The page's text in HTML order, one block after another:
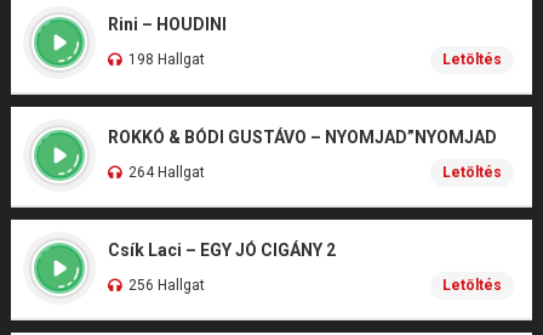
Rini – HOUDINI
198 Hallgat Letöltés
ROKKÓ & BÓDI GUSTÁVO – NYOMJAD”NYOMJAD
264 Hallgat Letöltés
Csík Laci – EGY JÓ CIGÁNY 2
256 Hallgat Letöltés